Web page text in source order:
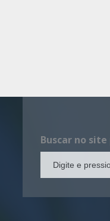
Buscar no site